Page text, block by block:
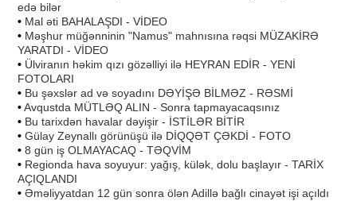
edə bilər
• Mal əti BAHALAŞDI - VİDEO
• Məşhur müğənninin "Namus" mahnısına rəqsi MÜZAKİRƏ
YARATDI - VİDEO
• Ülviranın həkim qızı gözəlliyi ilə HEYRAN EDİR - YENİ
FOTOLARI
• Bu şəxslər ad və soyadını DƏYİŞƏ BİLMƏZ - RƏSMİ
•Avqustda MÜTLƏQ ALIN - Sonra tapmayacaqsınız
• Bu tarixdən havalar dəyişir - İSTİLƏR BİTİR
• Gülay Zeynallı görünüşü ilə DİQQƏT ÇƏKDİ - FOTO
• 8 gün iş OLMAYACAQ - TƏQVİM
• Regionda hava soyuyur: yağış, külək, dolu başlayır - TARİX
AÇIQLANDI
• Əməliyyatdan 12 gün sonra ölən Adillə bağlı cinayət işi açıldı